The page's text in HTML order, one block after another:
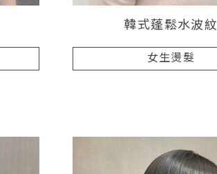
韓式蓬鬆水波紋
女生燙髮